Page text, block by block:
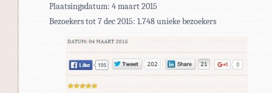
Plaatsingsdatum: 4 maart 2015
Bezoekers tot 7 dec 2015: 1.748 unieke bezoekers